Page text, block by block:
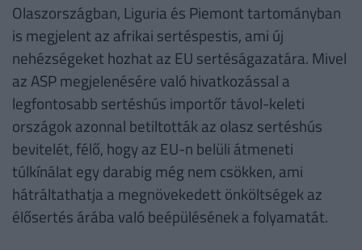
Olaszországban, Liguria és Piemont tartományban
is megjelent az afrikai sertéspestis, ami új
nehézségeket hozhat az EU sertéságazatára. Mivel
az ASP megjelenésére való hivatkozással a
legfontosabb sertéshús importőr távol-keleti
országok azonnal betiltották az olasz sertéshús
bevitelét, félő, hogy az EU-n belüli átmeneti
túlkínálat egy darabig még nem csökken, ami
hátráltathatja a megnövekedett önköltségek az
élősertés árába való beépülésének a folyamatát.